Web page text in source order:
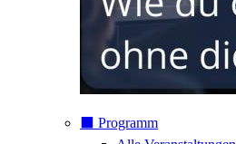
⬛️ Programm